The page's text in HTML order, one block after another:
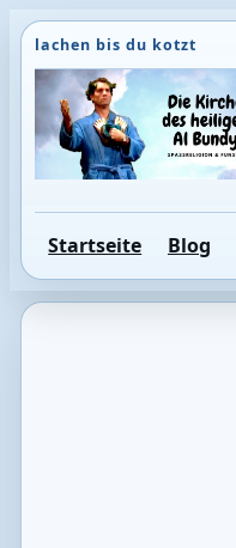
Direkt
zum
Inhalt
wechseln
Startseite Blog